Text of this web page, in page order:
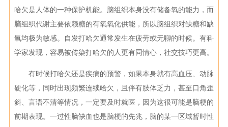
哈欠是人体的一种保护机能。脑组织本身没有储备氧的能力，而
脑组织代谢主要依赖糖的有氧氧化供能，所以脑组织对缺糖和缺
氧均极为敏感。自发打哈欠通常发生在疲劳或无聊的时候。有科
学家发现，容易被传染打哈欠的人更有同情心，社交技巧更高。
有时候打哈欠还是疾病的预警，如果本身就有高血压、动脉
硬化等，同时出现频繁连续哈欠，且伴有肢体乏力，甚至口角歪
斜、言语不清等情况，一定要及时就医，因为这很可能是脑梗的
前期表现。一过性脑缺血也是脑梗的先兆，脑的某一区域暂时性